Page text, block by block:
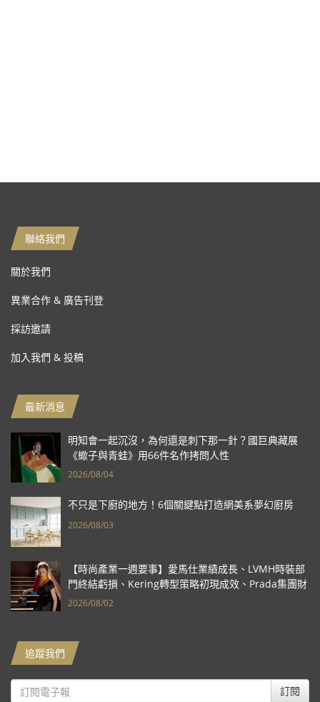
聯絡我們
關於我們
異業合作 & 廣告刊登
採訪邀請
加入我們 & 投稿
最新消息
明知會一起沉沒，為何還是刺下那一針？國巨典藏展
《蠍子與青蛙》用66件名作拷問人性
2026/08/04
不只是下廚的地方！6個關鍵點打造網美系夢幻廚房
2026/08/03
【時尚產業一週要事】愛馬仕業績成長、LVMH時裝部
門終結虧損、Kering轉型策略初現成效、Prada集團財
報亮眼
2026/08/02
追蹤我們
訂閱